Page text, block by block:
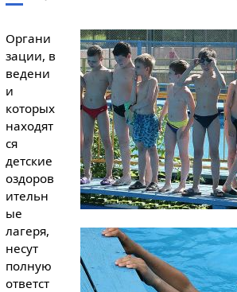
Органи
зации, в
ведени
и
которых
находят
ся
детские
оздоров
ительн
ые
лагеря,
несут
полную
ответст